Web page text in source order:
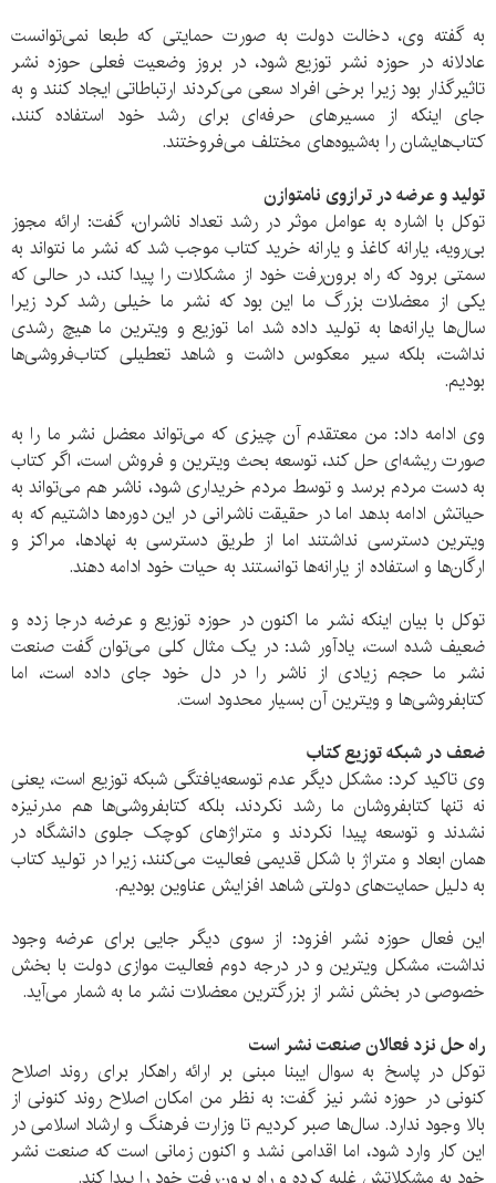
به گفته وی، دخالت دولت به صورت حمایتی که طبعا نمی‌توانست
عادلانه در حوزه نشر توزیع شود، در بروز وضعیت فعلی حوزه نشر
تاثیرگذار بود زیرا برخی افراد سعی می‌کردند ارتباطاتی ایجاد کنند و به
جای اینکه از مسیرهای حرفه‌ای برای رشد خود استفاده کنند،
کتاب‌هایشان را به‌شیوه‌های مختلف می‌فروختند.
تولید و عرضه در ترازوی نامتوازن
توکل با اشاره به عوامل موثر در رشد تعداد ناشران، گفت: ارائه مجوز
بی‌رویه، یارانه‌ کاغذ و یارانه خرید کتاب موجب شد که نشر ما نتواند به
سمتی برود که راه برون‌رفت خود از مشکلات را پیدا کند، در حالی که
یکی از معضلات بزرگ ما این بود که نشر ما خیلی رشد کرد زیرا
سال‌ها یارانه‌ها به تولید داده‌ شد اما توزیع و ویترین ما هیچ رشدی
نداشت، بلکه سیر معکوس داشت و شاهد تعطیلی کتاب‌فروشی‌ها
بودیم.
وی ادامه داد: من معتقدم آن چیزی که می‌تواند معضل نشر ما را به
صورت ریشه‌ای حل کند، توسعه بحث ویترین و فروش است، اگر کتاب
به دست مردم برسد و توسط مردم خریداری شود، ناشر هم می‌تواند به
حیاتش ادامه بدهد اما در حقیقت ناشرانی در این دوره‌ها داشتیم که به
ویترین دسترسی نداشتند اما از طریق دسترسی به نهادها، مراکز و
ارگان‌ها و استفاده از یارانه‌‌ها توانستند به حیات خود ادامه دهند.
توکل با بیان اینکه نشر ما اکنون در حوزه توزیع و عرضه درجا زده و
ضعیف شده است، یادآور شد: در یک مثال کلی می‌توان گفت صنعت
نشر ما حجم زیادی از ناشر را در دل خود جای داده است، اما
کتابفروشی‌ها و ویترین آن بسیار محدود است.
ضعف در شبکه توزیع کتاب
وی تاکید کرد: مشکل دیگر عدم توسعه‌یافتگی شبکه توزیع است، یعنی
نه تنها کتابفروشان ما رشد نکردند، بلکه کتابفروشی‌ها هم مدرنیزه
نشدند و توسعه پیدا نکردند و متراژهای کوچک جلوی دانشگاه در
همان ابعاد و متراژ با شکل قدیمی فعالیت می‌کنند، زیرا در تولید کتاب
به دلیل حمایت‌های دولتی شاهد افزایش عناوین بودیم.
این فعال حوزه نشر افزود: از سوی دیگر جایی برای عرضه وجود
نداشت، مشکل ویترین و در درجه دوم فعالیت موازی دولت با بخش
خصوصی در بخش نشر از بزرگترین معضلات نشر ما به شمار می‌آید.
راه حل نزد فعالان صنعت نشر است
توکل در پاسخ به سوال ایبنا مبنی بر ارائه راهکار برای روند اصلاح
کنونی در حوزه نشر نیز گفت: به نظر من امکان اصلاح روند کنونی از
بالا وجود ندارد. سال‌ها صبر کردیم تا وزارت فرهنگ و ارشاد اسلامی در
این کار وارد شود، اما اقدامی نشد و اکنون زمانی است که صنعت نشر